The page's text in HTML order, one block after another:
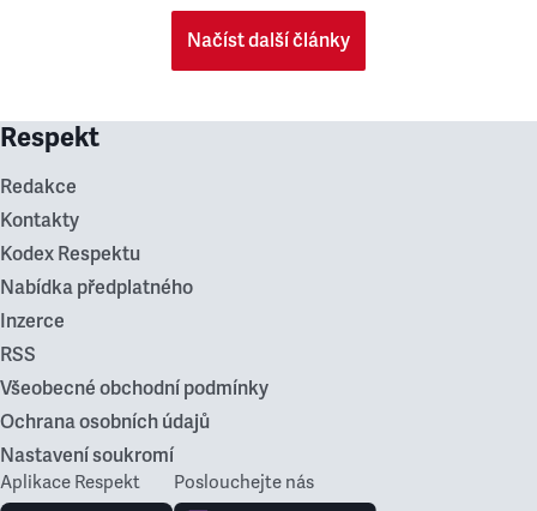
Načíst další články
Respekt
Redakce
Kontakty
Kodex Respektu
Nabídka předplatného
Inzerce
RSS
Všeobecné obchodní podmínky
Ochrana osobních údajů
Nastavení soukromí
Aplikace Respekt Poslouchejte nás